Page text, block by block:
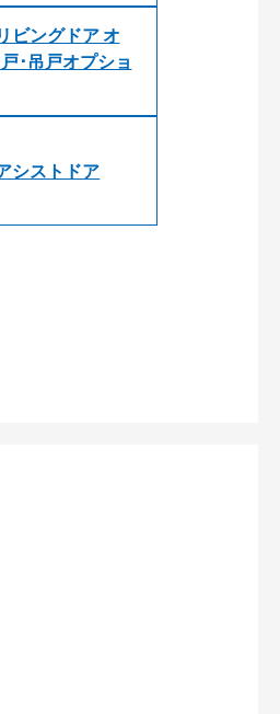
ビングドア オ
･吊戸オプショ
シストドア